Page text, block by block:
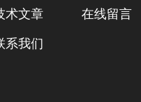
术文章 在线留言
系我们